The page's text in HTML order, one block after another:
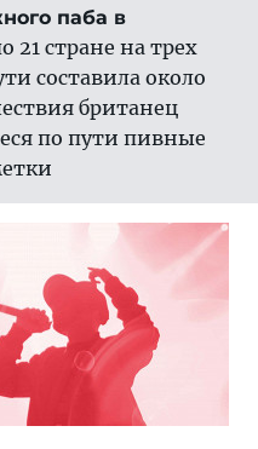
паба в
21 стране на трех
составила около
британец
по пути пивные